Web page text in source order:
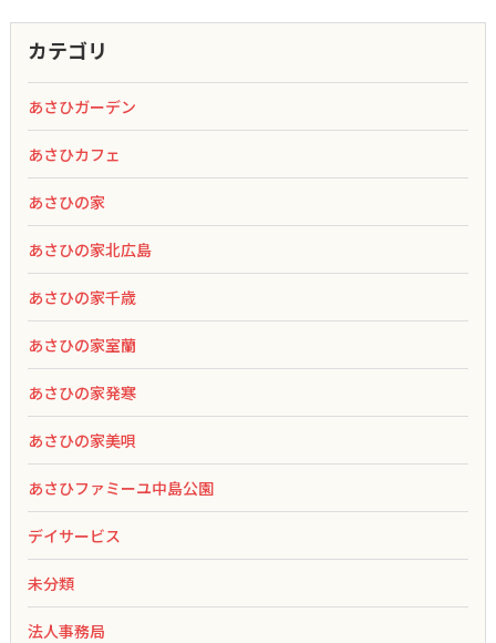
カテゴリ
あさひガーデン
あさひカフェ
あさひの家
あさひの家北広島
あさひの家千歳
あさひの家室蘭
あさひの家発寒
あさひの家美唄
あさひファミーユ中島公園
デイサービス
未分類
法人事務局